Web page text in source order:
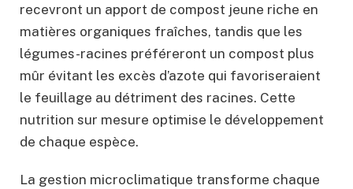
recevront un apport de compost jeune riche en
matières organiques fraîches, tandis que les
légumes-racines préféreront un compost plus
mûr évitant les excès d’azote qui favoriseraient
le feuillage au détriment des racines. Cette
nutrition sur mesure optimise le développement
de chaque espèce.
La gestion microclimatique transforme chaque